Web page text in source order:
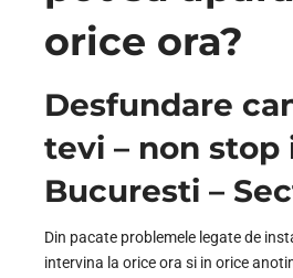
orice ora?
Desfundare
tevi – non stop
Bucuresti –
Din pacate problemele legate de
intervina la orice ora si in orice